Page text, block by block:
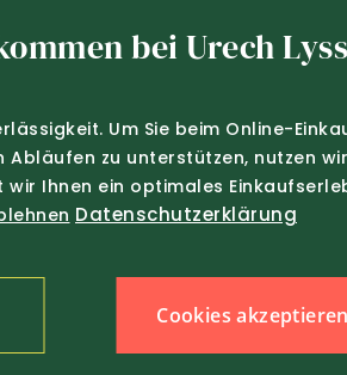
Wasserdichtbei Urech
Um Sie beim Online-
Abläufen zu unterstützen, nutzen
Ihnen ein optimales
Datenschutzerklärung
Cookies akzeptieren